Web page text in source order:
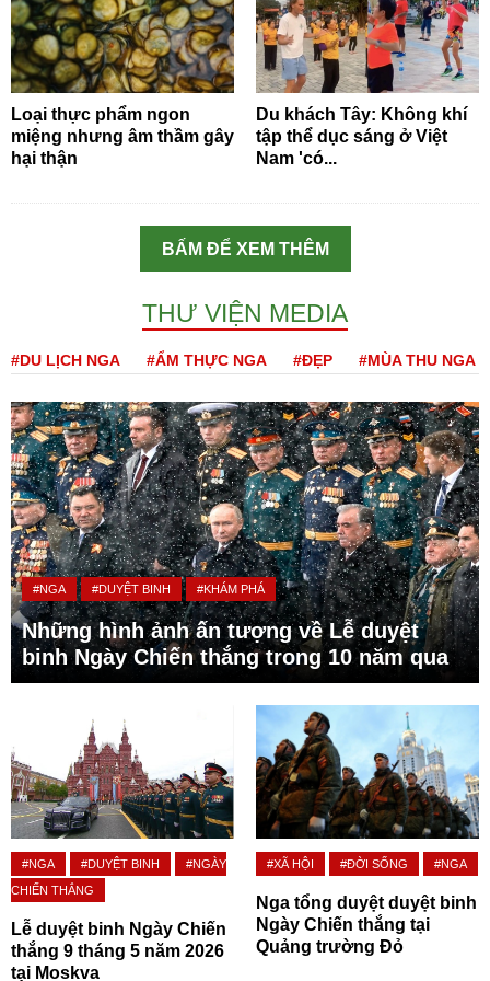
Loại thực phẩm ngon
miệng nhưng âm thầm gây
hại thận
Du khách Tây: Không khí
tập thể dục sáng ở Việt
Nam 'có...
BẤM ĐỂ XEM THÊM
THƯ VIỆN MEDIA
#DU LỊCH NGA #ẨM THỰC NGA #ĐẸP #MÙA THU NGA
#NGA #DUYỆT BINH #KHÁM PHÁ
Những hình ảnh ấn tượng về Lễ duyệt
binh Ngày Chiến thắng trong 10 năm qua
#NGA #DUYỆT BINH
#NGÀY
CHIẾN THẮNG
Lễ duyệt binh Ngày Chiến
thắng 9 tháng 5 năm 2026
tại Moskva
#XÃ HỘI #ĐỜI SỐNG #NGA
Nga tổng duyệt duyệt binh
Ngày Chiến thắng tại
Quảng trường Đỏ